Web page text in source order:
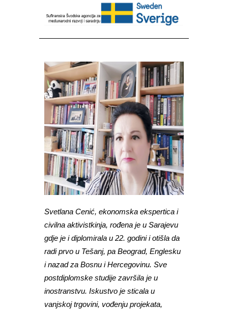
Svetlana Cenić, ekonomska ekspertica i
civilna aktivistkinja, rođena je u Sarajevu
gdje je i diplomirala u 22. godini i otišla da
radi prvo u Tešanj, pa Beograd, Englesku
i nazad za Bosnu i Hercegovinu. Sve
postdiplomske studije završila je u
inostranstvu. Iskustvo je sticala u
vanjskoj trgovini, vođenju projekata,